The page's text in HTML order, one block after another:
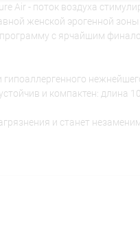
Air - поток воздуха
женской эрогенной
с ярчайшим
и компактен: длина
и станет